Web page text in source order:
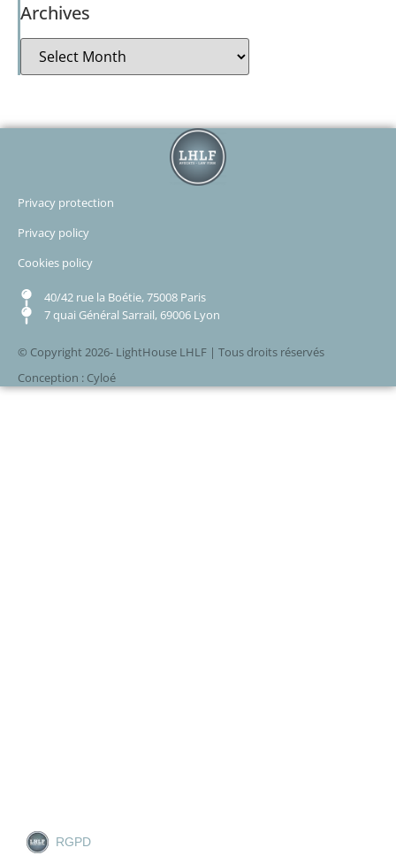
Archives
Privacy protection
Privacy policy
Cookies policy
40/42 rue la Boétie, 75008 Paris
7 quai Général Sarrail, 69006 Lyon
© Copyright 2026- LightHouse LHLF | Tous droits réservés
Conception : Cyloé